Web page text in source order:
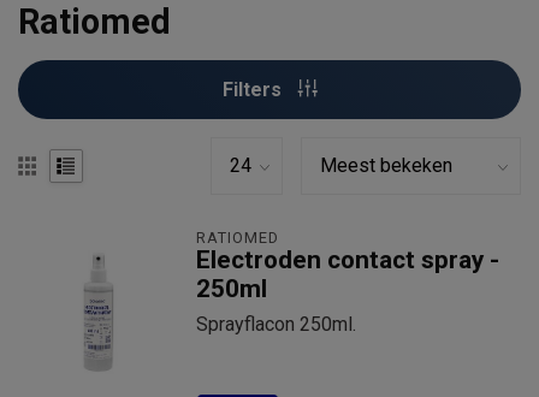
Ratiomed
Filters
RATIOMED
Electroden contact spray -
250ml
Sprayflacon 250ml.